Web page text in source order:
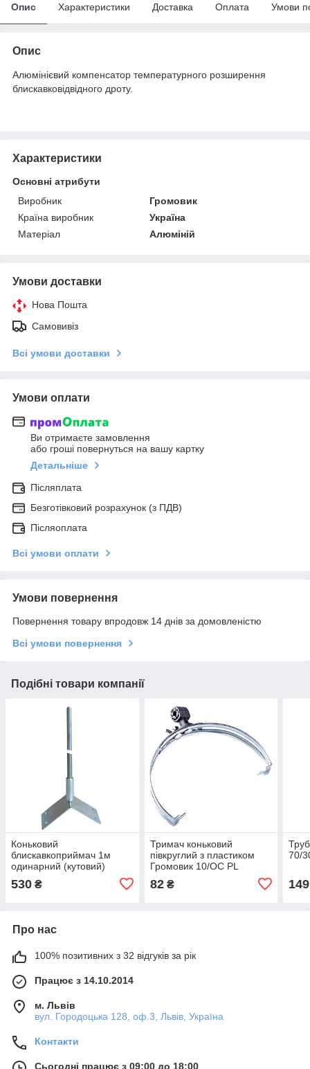
Опис Характеристики Доставка Оплата Умови
Опис
Алюмінієвий компенсатор температурного розширення
блискавковідвідного дроту.
Характеристики
Основні атрибути
Виробник
Громовик
Країна виробник
Україна
Матеріал
Алюміній
Умови доставки
Нова Пошта
Самовивіз
Всі умови доставки
Умови оплати
Ви отримаєте замовлення
або гроші повернуться на вашу картку
Детальніше
Післяплата
Безготівковий розрахунок (з ПДВ)
Післяоплата
Всі умови оплати
Умови повернення
Повернення товару впродовж 14 днів за домовленістю
Всі умови повернення
Подібні товари компанії
Коньковий
блискавкоприймач 1м
одинарний (кутовий)
530 ₴
Тримач коньковий
півкруглий з пластиком
Громовик 10/OC PL
82₴
70/
149
Про нас
100% позитивних з 32 відгуків за рік
Працює з 14.10.2014
м. Львів
вул. Городоцька 128, оф.3, Львів, Україна
Контакти
Сьогодні працює з 09:00 до 18:00